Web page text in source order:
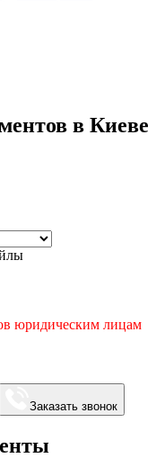
в Киеве
юридическим лицам
Заказать звонок